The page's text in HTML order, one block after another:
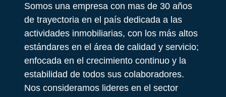
Somos una empresa con mas de 30 años
de trayectoria en el país dedicada a las
actividades inmobiliarias, con los más altos
estándares en el área de calidad y servicio;
enfocada en el crecimiento continuo y la
estabilidad de todos sus colaboradores.
Nos consideramos lideres en el sector